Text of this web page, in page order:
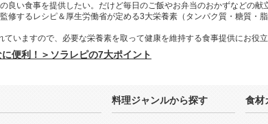
良い食事を提供したい。だけど毎日のご飯やお弁当のおかずなどの
修するレシピ＆厚生労働省が定める3大栄養素（タンパク質・糖質・
いますので、必要な栄養素を取って健康を維持する食事提供にお役立
便利！＞ソラレピの7大ポイント
料理ジャンルから探す 食材